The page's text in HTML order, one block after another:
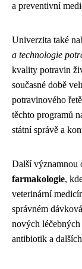
a preventivní
Univerzita také
a technologie
kvality potravin
současné době
potravinového
těchto programů
státní správě a
Další významnou
farmakologie,
veterinární
správném
nových
antibiotik a